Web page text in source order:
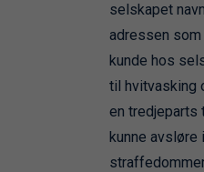
selskapet
adressen
kunde hos
til hvitvasking
en tredjeparts
kunne avsløre